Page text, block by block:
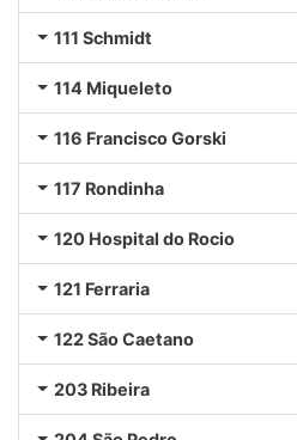
111 Schmidt
114 Miqueleto
116 Francisco Gorski
117 Rondinha
120 Hospital do Rocio
121 Ferraria
122 São Caetano
203 Ribeira